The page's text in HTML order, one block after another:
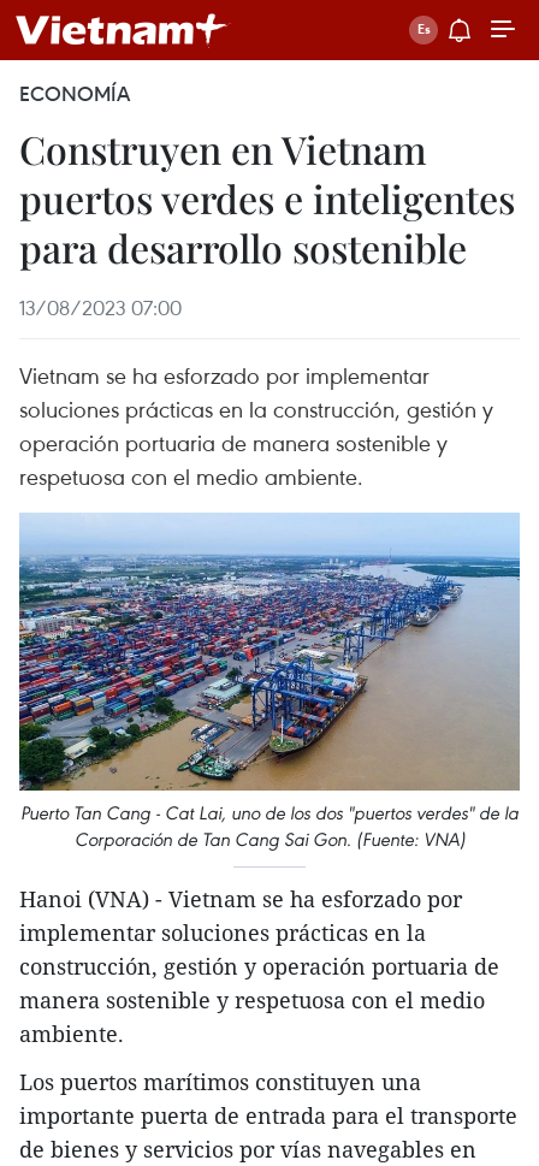
ECONOMÍA
Construyen en Vietnam
puertos verdes e inteligentes
para desarrollo sostenible
13/08/2023 07:00
Vietnam se ha esforzado por implementar
soluciones prácticas en la construcción, gestión y
operación portuaria de manera sostenible y
respetuosa con el medio ambiente.
Puerto Tan Cang - Cat Lai, uno de los dos "puertos verdes" de la
Corporación de Tan Cang Sai Gon. (Fuente: VNA)
Hanoi (VNA) - Vietnam se ha esforzado por
implementar soluciones prácticas en la
construcción, gestión y operación portuaria de
manera sostenible y respetuosa con el medio
ambiente.
Los puertos marítimos constituyen una
importante puerta de entrada para el transporte
de bienes y servicios por vías navegables en